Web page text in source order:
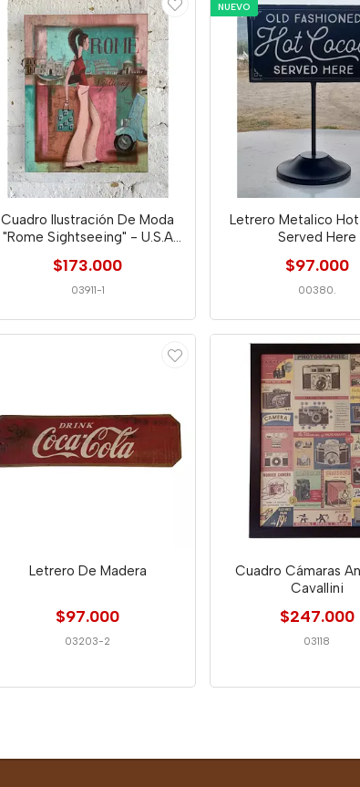
Cuadro Ilustración De Moda
"Rome Sightseeing" - U.S.A
$173.000
03911-1
NUEVO
Letrero Metalico
Served Here
$97.000
00380.
Letrero De Madera
$97.000
03203-2
Cuadro Cámaras
Cavallini
$247.000
03118